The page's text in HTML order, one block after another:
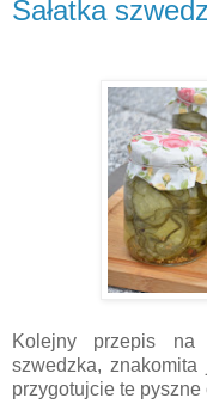
Sałatka
Kolejny przepis na
szwedzka,
przygotujcie te